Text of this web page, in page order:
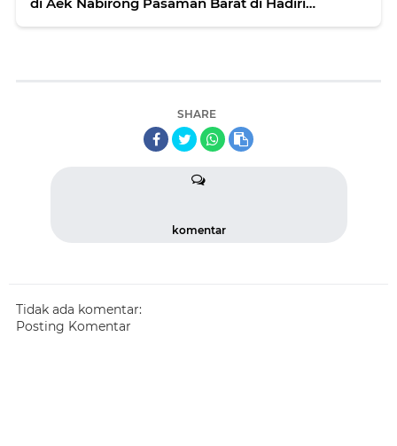
SHARE
komentar
Tidak ada komentar:
Posting Komentar